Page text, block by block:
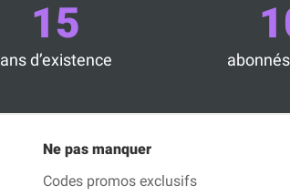
15
ans d’existence
Ne pas manquer
Codes promos exclusifs